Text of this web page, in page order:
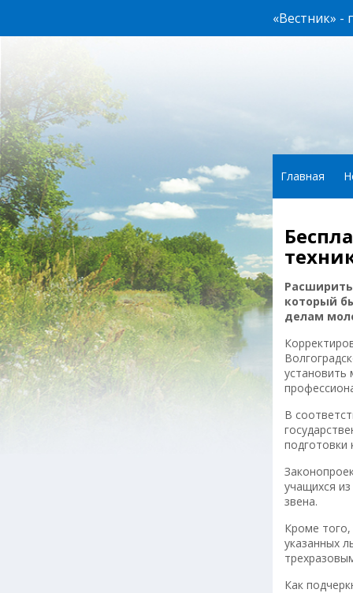
«Вестник» -
Главная
который
делам
установить
В
подготовки
учащихся
звена.
Кроме
указанных
Как